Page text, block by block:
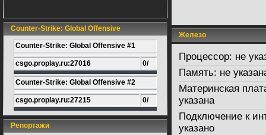
Counter-Strike: Global Offensive
Counter-Strike: Global Offensive #1
csgo.proplay.ru:27016 0/
Counter-Strike: Global Offensive #2
csgo.proplay.ru:27215 0/
Репортажи
Железо
Процессор: не
Память: не
Материнская
указана
Подключение к
указано